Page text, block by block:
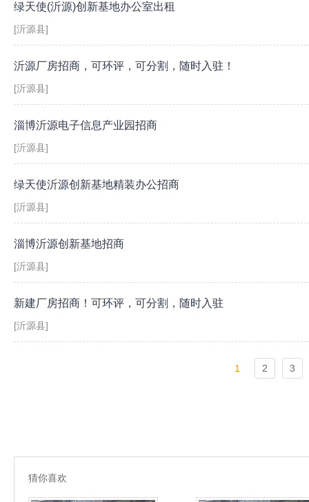
绿天使(沂源)创新基地办公室出租
[沂源县]
沂源厂房招商，可环评，可分割，随时入驻！
[沂源县]
淄博沂源电子信息产业园招商
[沂源县]
绿天使沂源创新基地精装办公招商
[沂源县]
淄博沂源创新基地招商
[沂源县]
新建厂房招商！可环评，可分割，随时入驻
[沂源县]
1 2 3
猜你喜欢